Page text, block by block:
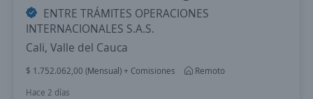
ENTRE TRÁMITES OPERACIONES
INTERNACIONALES S.A.S.
Cali, Valle del Cauca
$ 1.752.062,00 (Mensual) + Comisiones
Remoto
Hace 2 días